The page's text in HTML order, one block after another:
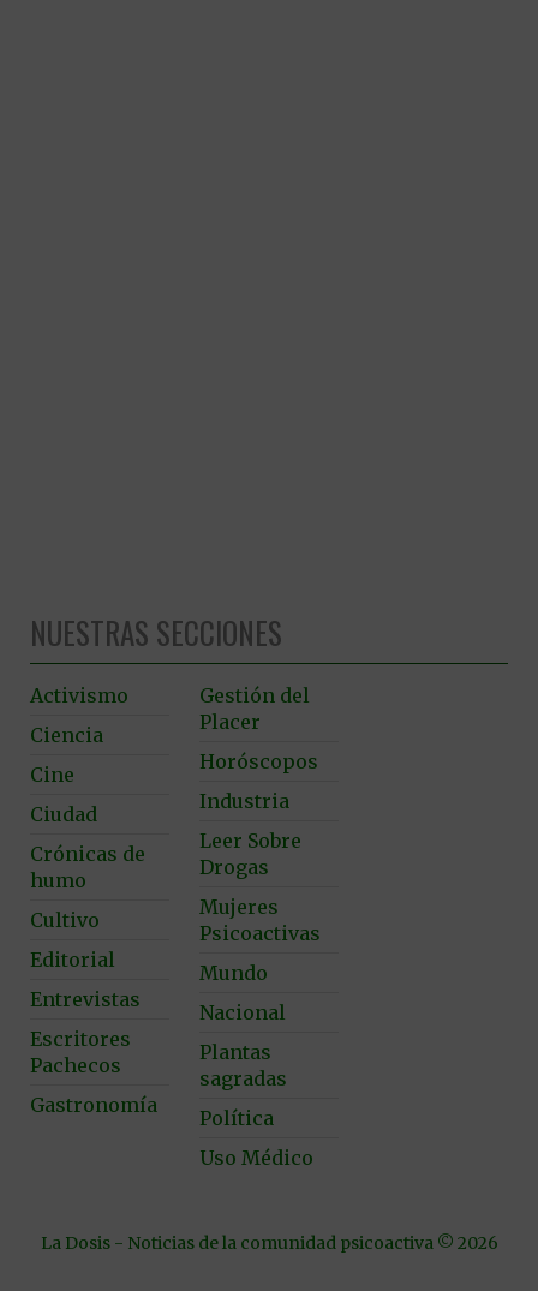
NUESTRAS SECCIONES
Activismo
Ciencia
Cine
Ciudad
Crónicas de
humo
Cultivo
Editorial
Entrevistas
Escritores
Pachecos
Gastronomía
Gestión del
Placer
Horóscopos
Industria
Leer Sobre
Drogas
Mujeres
Psicoactivas
Mundo
Nacional
Plantas
sagradas
Política
Uso Médico
La Dosis - Noticias de la comunidad psicoactiva © 2026